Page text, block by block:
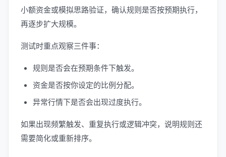
小额资金或模拟思路验证，确认规则是否按预期执行，
再逐步扩大规模。
测试时重点观察三件事：
规则是否会在预期条件下触发。
资金是否按你设定的比例分配。
异常行情下是否会出现过度执行。
如果出现频繁触发、重复执行或逻辑冲突，说明规则还
需要简化或重新排序。